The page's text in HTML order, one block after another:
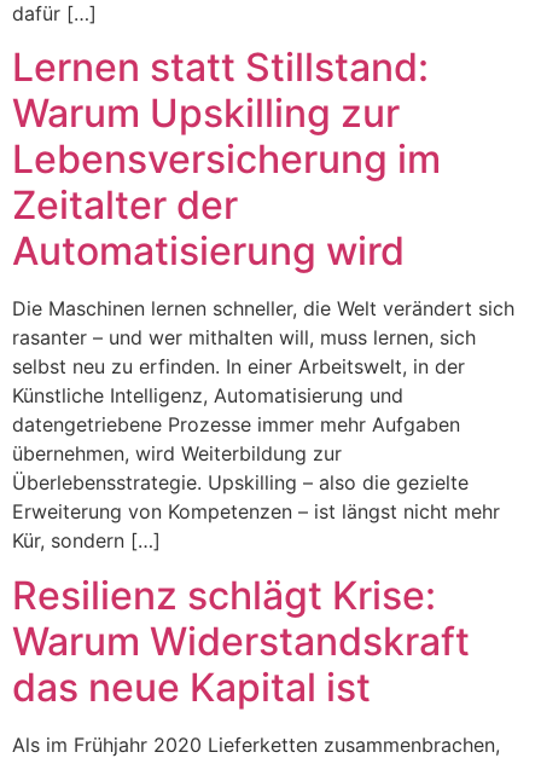
dafür […]
Lernen statt Stillstand:
Warum Upskilling zur
Lebensversicherung im
Zeitalter der
Automatisierung wird
Die Maschinen lernen schneller, die Welt verändert sich
rasanter – und wer mithalten will, muss lernen, sich
selbst neu zu erfinden. In einer Arbeitswelt, in der
Künstliche Intelligenz, Automatisierung und
datengetriebene Prozesse immer mehr Aufgaben
übernehmen, wird Weiterbildung zur
Überlebensstrategie. Upskilling – also die gezielte
Erweiterung von Kompetenzen – ist längst nicht mehr
Kür, sondern […]
Resilienz schlägt Krise:
Warum Widerstandskraft
das neue Kapital ist
Als im Frühjahr 2020 Lieferketten zusammenbrachen,